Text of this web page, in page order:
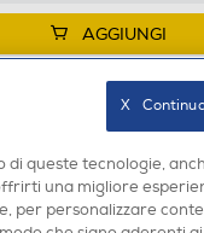
AGGIUNGI
di queste tecnologie,
una migliore
per personalizzare
X